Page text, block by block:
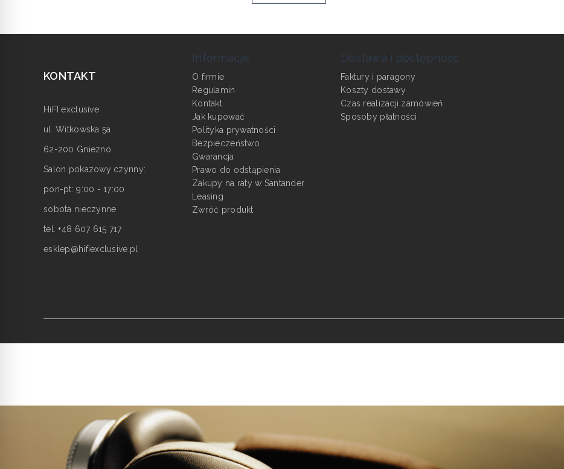
KONTAKT
HiFI exclusive
ul. Witkowska 5a
62-200 Gniezno
Salon pokazowy czynny:
pon-pt: 9:00 - 17:00
sobota nieczynne
tel. +48 607 615 717
esklep@hifiexclusive.pl
Informacje
O firmie
Regulamin
Kontakt
Jak kupować
Polityka prywatności
Bezpieczeństwo
Gwarancja
Prawo do odstąpienia
Zakupy na raty w Santander
Leasing
Zwróć produkt
Dostawa i dostępność
Faktury i paragony
Koszty dostawy
Czas realizacji zamówień
Sposoby płatności